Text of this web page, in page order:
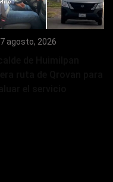
7 agosto, 2026